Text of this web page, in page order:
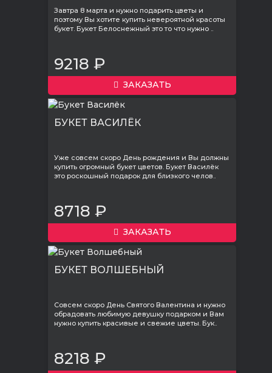
Завтра 8 марта и нужно подарить цветы и
поэтому Вы хотите купить невероятной красоты
букет. Букет Белоснежный это то что нужно ..
9218 ₽
ЗАКАЗАТЬ
БУКЕТ ВАСИЛЁК
Уже совсем скоро День рождения и Вы должны
купить огромный букет цветов. Букет Василёк
это роскошный подарок для близкого челов..
8718 ₽
ЗАКАЗАТЬ
БУКЕТ ВОЛШЕБНЫЙ
Совсем скоро День Святого Валентина и нужно
обрадовать любимую девушку подарком и Вам
нужно купить красивые и свежие цветы. Бук..
8218 ₽